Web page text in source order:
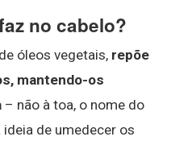
no cabelo?
óleos vegetais, repõe
mantendo-os
– não à toa, o nome do
de umedecer os